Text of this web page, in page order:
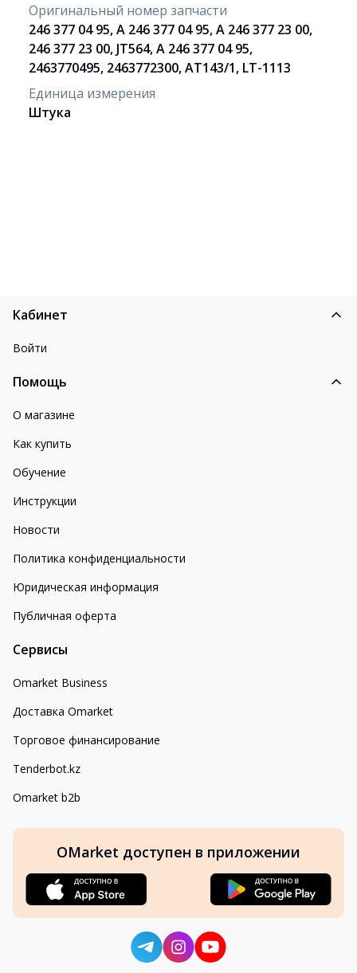
Оригинальный номер запчасти
246 377 04 95, A 246 377 04 95, A 246 377 23 00,
246 377 23 00, JT564, A 246 377 04 95,
2463770495, 2463772300, AT143/1, LT-1113
Единица измерения
Штука
Кабинет
Войти
Помощь
О магазине
Как купить
Обучение
Инструкции
Новости
Политика конфиденциальности
Юридическая информация
Публичная оферта
Сервисы
Omarket Business
Доставка Omarket
Торговое финансирование
Tenderbot.kz
Omarket b2b
OMarket доступен в приложении